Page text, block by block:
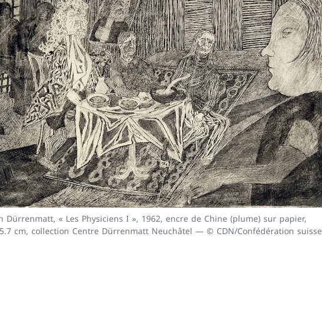
Dürrenmatt, « Les Physiciens I », 1962, encre de Chine (plume) sur papier,
cm, collection Centre Dürrenmatt Neuchâtel — © CDN/Confédération suisse